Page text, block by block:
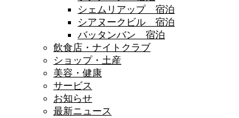
シェムリアップ 宿泊
シアヌークビル 宿泊
バッタンバン 宿泊
飲食店・ナイトクラブ
ショップ・土産
美容・健康
サービス
お知らせ
最新ニュース